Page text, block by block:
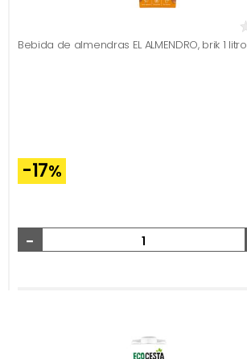
Bebida de almendras EL ALMENDRO, brik 1 litro
-17%
-